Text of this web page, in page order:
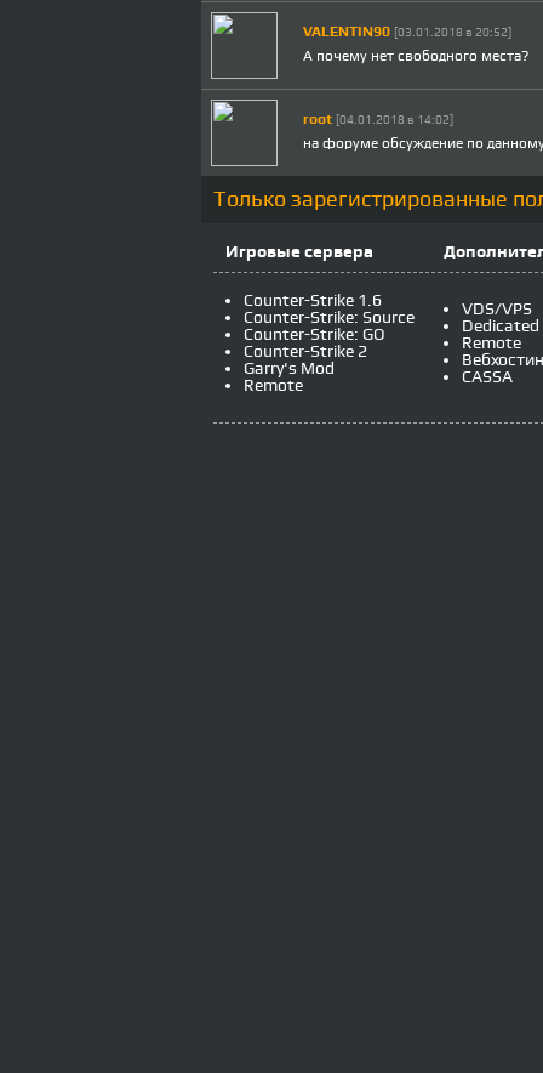
VALENTIN90 [03.01.2018 в 20:52]
А почему нет свободного места?
root [04.01.2018 в 14:02]
на форуме обсуждение по
Только зарегистрированные
Игровые сервера
Counter-Strike 1.6
Counter-Strike: Source
Counter-Strike: GO
Counter-Strike 2
Garry's Mod
Remote
VDS/VPS
Dedicated
Remote
CASSA